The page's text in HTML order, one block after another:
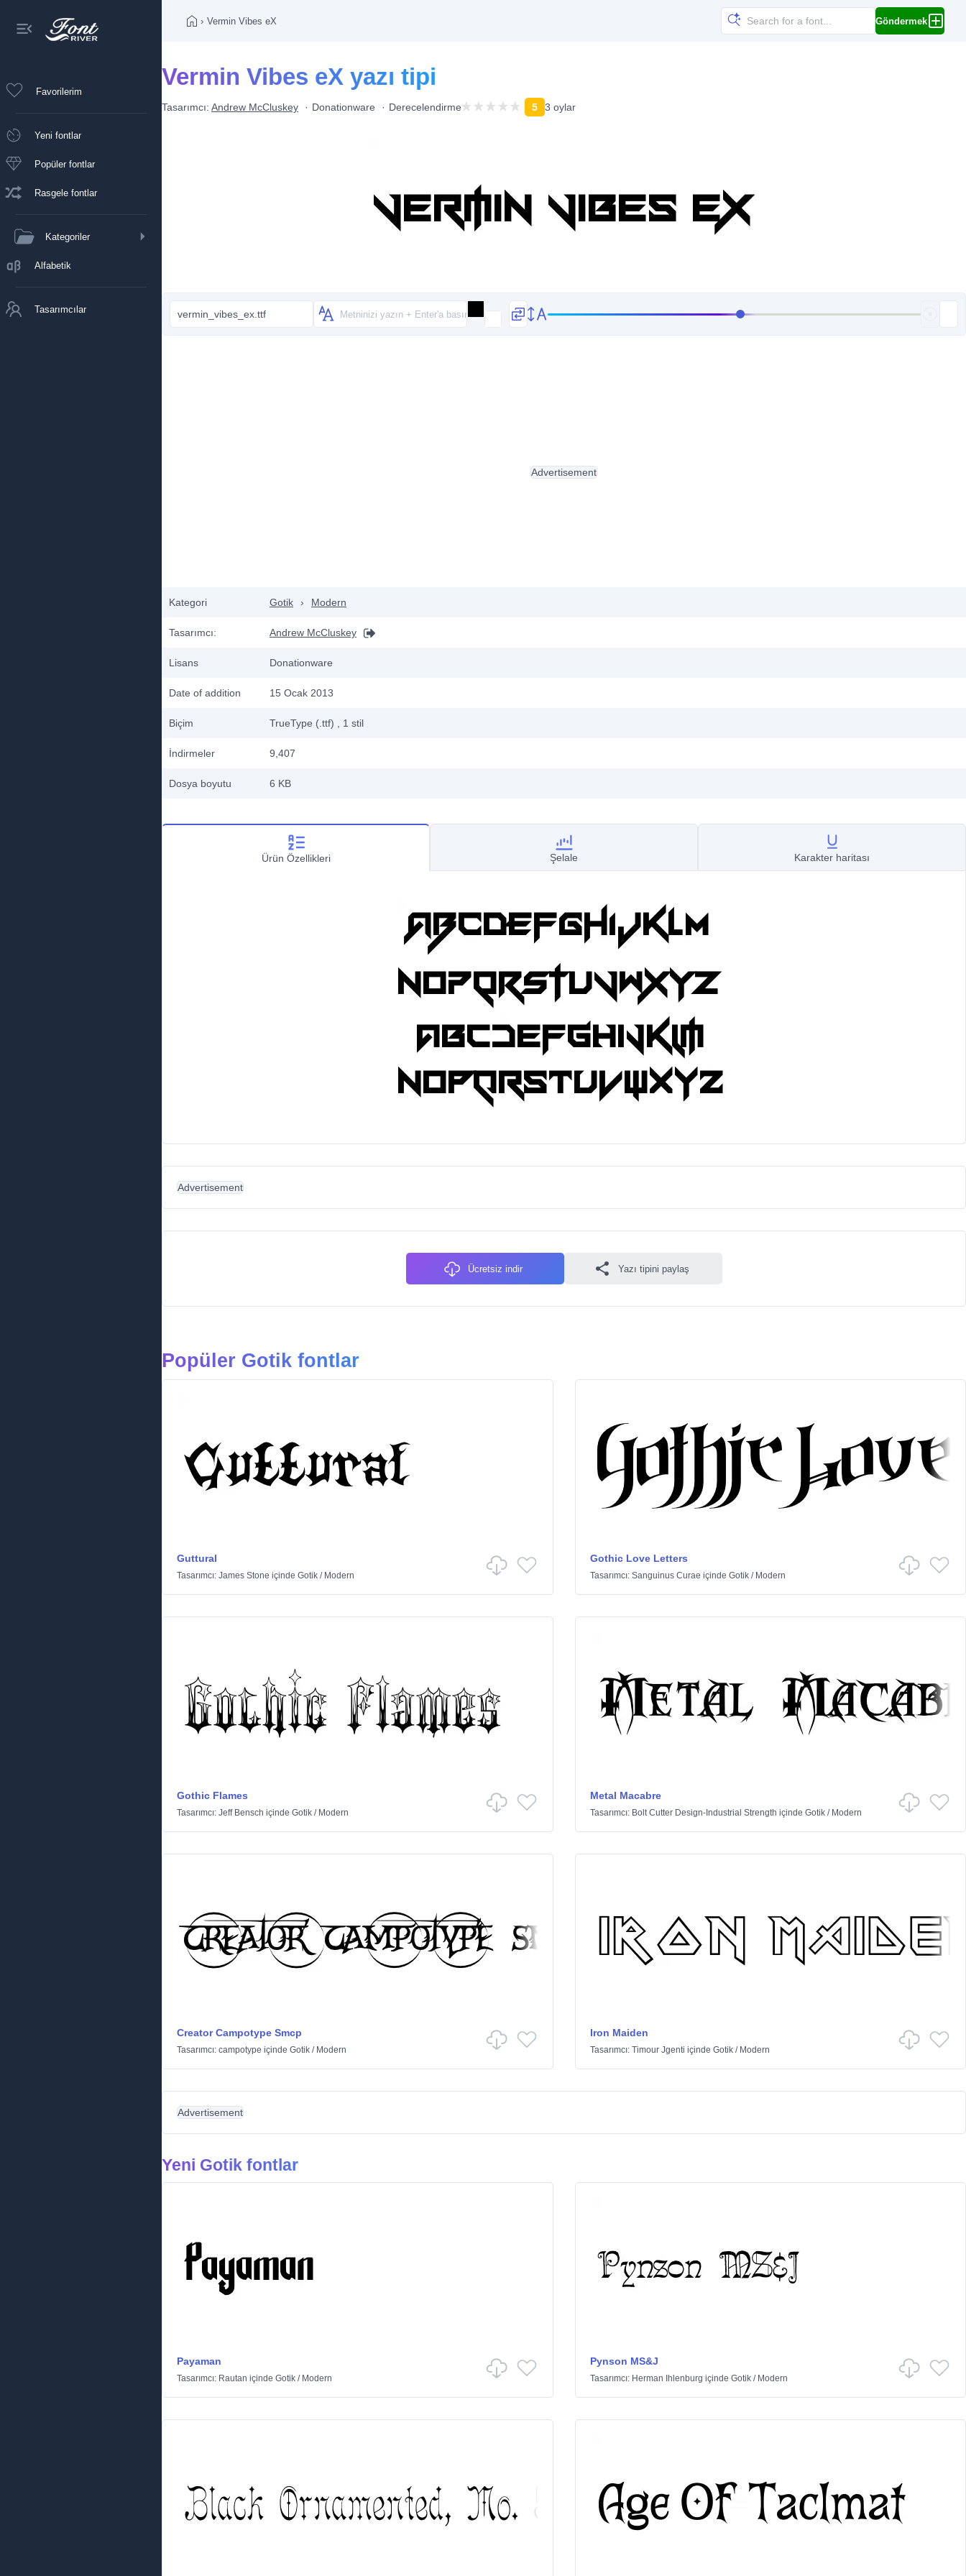
Favorilerim
Yeni fontlar
Popüler fontlar
Rasgele fontlar
Kategoriler
Alfabetik
Tasarımcılar
› Vermin Vibes eX Göndermek
Vermin Vibes eX yazı tipi
Tasarımcı: Andrew McCluskey Donationware Derecelendirme 5 3 oylar
vermin_vibes_ex.ttf
Kategori Gotik › Modern
Tasarımcı: Andrew McCluskey
Lisans Donationware
Date of addition 15 Ocak 2013
Biçim TrueType (.ttf) , 1 stil
İndirmeler 9,407
Dosya boyutu 6 KB
Advertisement
Ürün Özellikleri Şelale Karakter haritası
Advertisement
Ücretsiz indir Yazı tipini paylaş
Popüler Gotik fontlar
Guttural
Tasarımcı: James Stone içinde Gotik / Modern
Gothic Love Letters
Tasarımcı: Sanguinus Curae içinde Gotik/ Modern
Gothic Flames
Tasarımcı: Jeff Bensch içinde Gotik / Modern
Metal Macabre
Tasarımcı: Bolt Cutter Design-Industrial Strength içinde Gotik/ Modern
Creator Campotype Smcp
Tasarımcı: campotype içinde Gotik / Modern
Iron Maiden
Tasarımcı: Timour Jgenti içinde Gotik/ Modern
Advertisement
Yeni Gotik fontlar
Payaman
Tasarımcı: Rautan içinde Gotik / Modern
Pynson MS&J
Tasarımcı: Herman Ihlenburg içinde Gotik/ Modern